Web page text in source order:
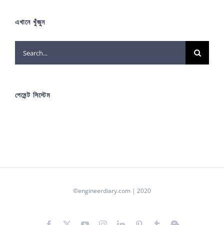
এখানে খুঁজুন
Search
for:
পেমেন্ট সিস্টেম
©engineerdiary.com | 2020